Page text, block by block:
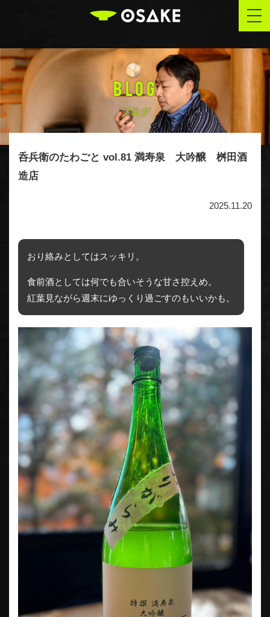
BLOG
ブログ
呑兵衛のたわごと vol.81 満寿泉 大吟醸 桝田酒
造店
2025.11.20
おり絡みとしてはスッキリ。
食前酒としては何でも合いそうな甘さ控えめ。
紅葉見ながら週末にゆっくり過ごすのもいいかも。